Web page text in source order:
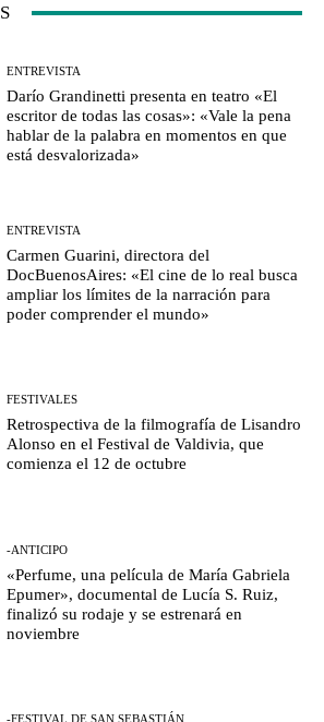
ENTREVISTA
Darío Grandinetti presenta en teatro «El
escritor de todas las cosas»: «Vale la pena
hablar de la palabra en momentos en que
está desvalorizada»
ENTREVISTA
Carmen Guarini, directora del
DocBuenosAires: «El cine de lo real busca
ampliar los límites de la narración para
poder comprender el mundo»
FESTIVALES
Retrospectiva de la filmografía de Lisandro
Alonso en el Festival de Valdivia, que
comienza el 12 de octubre
-ANTICIPO
«Perfume, una película de María Gabriela
Epumer», documental de Lucía S. Ruiz,
finalizó su rodaje y se estrenará en
noviembre
-FESTIVAL DE SAN SEBASTIÁN